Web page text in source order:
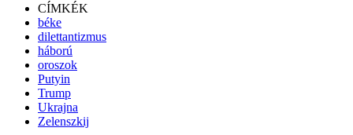
CÍMKÉK
béke
dilettantizmus
háború
oroszok
Putyin
Trump
Ukrajna
Zelenszkij